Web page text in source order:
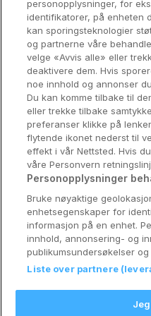
Om
personopplysninger, for
identifikatorer, på enheten
kan sporingsteknologier
og partnerne våre
velge «Avvis alle» eller
deaktivere dem. Hvis
noe innhold og annonser
Du kan komme tilbake til
eller trekke tilbake
preferanser klikke på
flytende ikonet nederst til
effekt i vår Nettsted. Hvis
våre Personvern
Personopplysninger
Bruke nøyaktige
enhetsegenskaper for
informasjon på en enhet.
innhold, annonsering- og
publikumsundersøkelser
Liste over partnere